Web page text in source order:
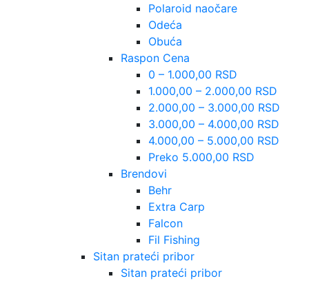
Polaroid naočare
Odeća
Obuća
Raspon Cena
0 – 1.000,00 RSD
1.000,00 – 2.000,00 RSD
2.000,00 – 3.000,00 RSD
3.000,00 – 4.000,00 RSD
4.000,00 – 5.000,00 RSD
Preko 5.000,00 RSD
Brendovi
Behr
Extra Carp
Falcon
Fil Fishing
Sitan prateći pribor
Sitan prateći pribor